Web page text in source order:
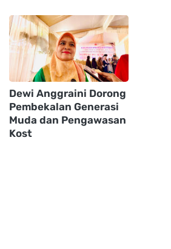
Dewi Anggraini Dorong
Pembekalan Generasi
Muda dan Pengawasan
Kost